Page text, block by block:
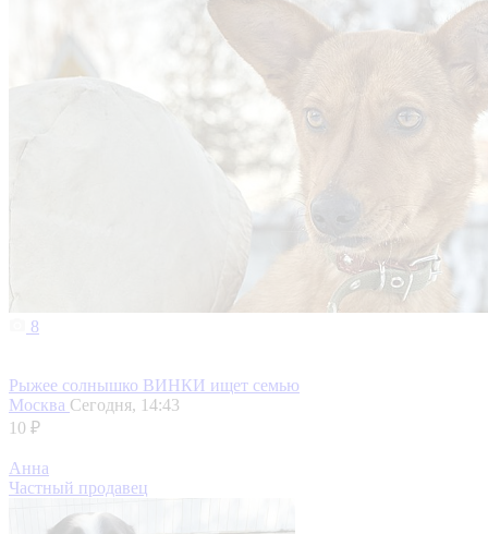
8
Рыжее солнышко ВИНКИ ищет семью
Москва Сегодня, 14:43
10 ₽
Анна
Частный продавец